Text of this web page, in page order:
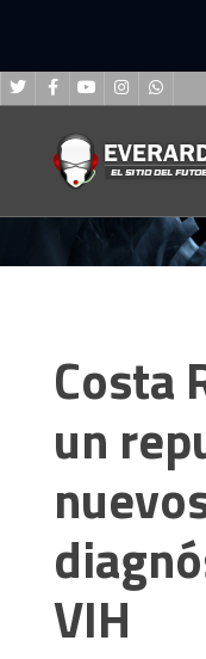
Costa
un
VIH